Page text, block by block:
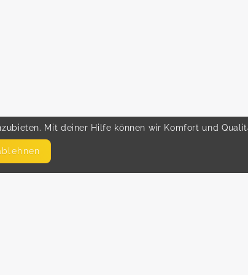
Mit deiner Hilfe können wir Komfort und